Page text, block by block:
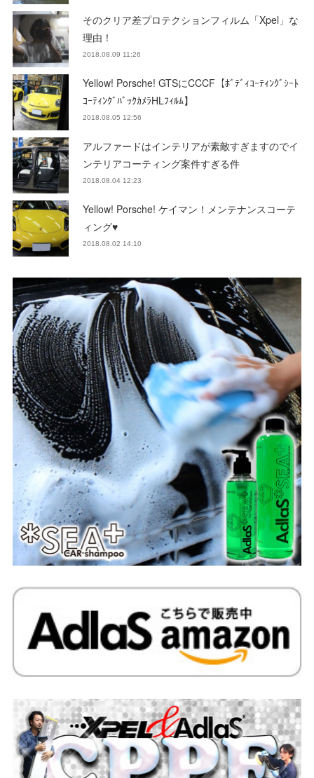
そのクリア差プロテクションフィルム「Xpel」な
理由！
2018.08.09 11:26
Yellow! Porsche! GTSにCCCF【ﾎﾞﾃﾞｨｺｰﾃｨﾝｸﾞｼｰﾄ
ｺｰﾃｨﾝｸﾞﾊﾞｯｸｶﾒﾗHLﾌｨﾙﾑ】
2018.08.05 12:56
アルファードはインテリアが素敵すぎますのでイ
ンテリアコーティング案件すぎる件
2018.08.04 12:23
Yellow! Porsche! ケイマン！メンテナンスコーテ
ィング♥
2018.08.02 14:10